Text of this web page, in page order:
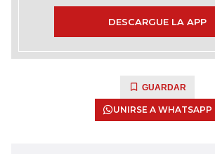
DESCARGUE LA APP
GUARDAR
UNIRSE A WHATSAPP